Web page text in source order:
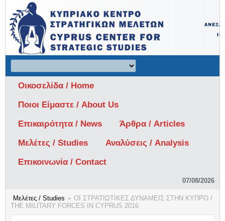
Οικοσελίδα / Home
Ποιοι Είμαστε / About Us
Επικαιρότητα / News
Άρθρα / Articles
Μελέτες / Studies
Αναλύσεις / Analysis
Επικοινωνία / Contact
07/08/2026
Μελέτες / Studies
ΟΙ ΣΤΡΑΤΙΩΤΙΚΕΣ ΔΥΝΑΜΕΙΣ ΣΤΗΝ ΚΥΠΡΟ /
THE MILITARY FORCES IN CYPRUS 2016